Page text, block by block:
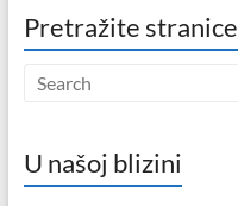
Pretražite stranice
U našoj blizini